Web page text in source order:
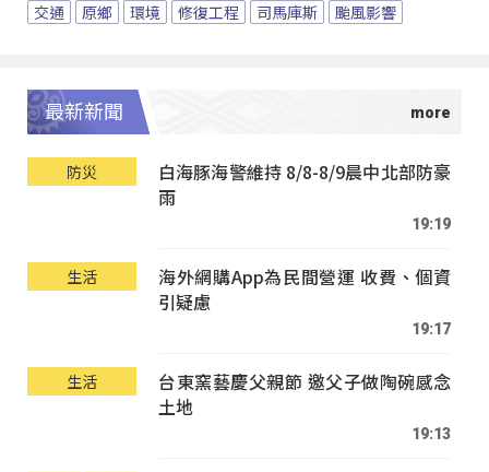
交通 原鄉 環境 修復工程 司馬庫斯 颱風影響
最新新聞
防災
白海豚海警維持 8/8-8/9晨中北部防豪
雨
19:19
生活
海外網購App為民間營運 收費、個資
引疑慮
19:17
生活
台東窯藝慶父親節 邀父子做陶碗感念
土地
19:13